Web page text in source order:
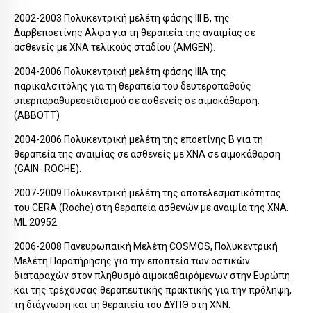
2002-2003 Πολυκεντρική μελέτη φάσης ΙΙΙ Β, της
Δαρβεποετίνης Αλφα για τη θεραπεία της αναιμίας σε
ασθενείς με ΧΝΑ τελικούς σταδίου (AMGEN).
2004-2006 Πολυκεντρική μελέτη φάσης ΙΙΙΑ της
παρικαλσιτόλης για τη θεραπεία του δευτεροπαθούς
υπερπαραθυρεοειδισμού σε ασθενείς σε αιμοκάθαρση.
(ABBOTT)
2004-2006 Πολυκεντρική μελέτη της εποετίνης Β για τη
θεραπεία της αναιμίας σε ασθενείς με ΧΝΑ σε αιμοκάθαρση
(GAIN- ROCHE).
2007-2009 Πολυκεντρική μελέτη της αποτελεσματικότητας
του CERA (Roche) στη θεραπεία ασθενών με αναιμία της ΧΝΑ.
ML 20952.
2006-2008 Πανευρωπαική Μελέτη COSMOS, Πολυκεντρική
Μελέτη Παρατήρησης για την εποπτεία των οστικών
διαταραχών στον πληθυσμό αιμοκαθαιρόμενων στην Ευρώπη
και της τρέχουσας θεραπευτικής πρακτικής για την πρόληψη,
τη διάγνωση και τη θεραπεία του ΔΥΠΘ στη ΧΝΝ.